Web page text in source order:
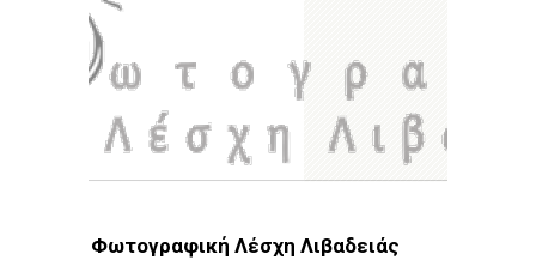
Φωτογραφική Λέσχη Λιβαδειάς